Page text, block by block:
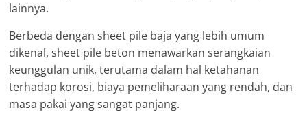
lainnya.
Berbeda dengan sheet pile baja yang lebih umum
dikenal, sheet pile beton menawarkan serangkaian
keunggulan unik, terutama dalam hal ketahanan
terhadap korosi, biaya pemeliharaan yang rendah, dan
masa pakai yang sangat panjang.